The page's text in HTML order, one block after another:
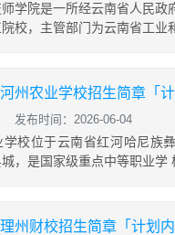
学院是一所经云南省人民政
校，主管部门为云南省工业
州农业学校招生简章「计
发布时间：2026-06-04
学校位于云南省红河哈尼族
，是国家级重点中等职业学
州财校招生简章「计划内